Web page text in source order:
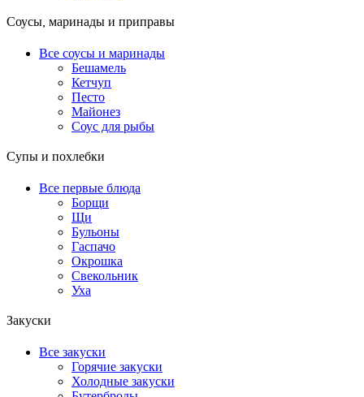
Соусы, маринады и приправы
Все соусы и маринады
Бешамель
Кетчуп
Песто
Майонез
Соус для рыбы
Супы и похлебки
Все первые блюда
Борщи
Щи
Бульоны
Гаспачо
Окрошка
Свекольник
Уха
Закуски
Все закуски
Горячие закуски
Холодные закуски